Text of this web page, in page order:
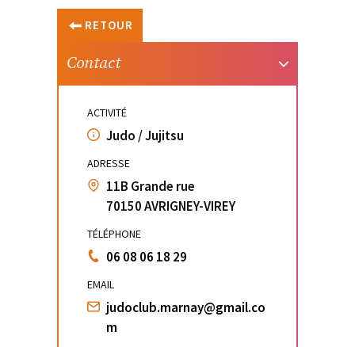
RETOUR
Contact
ACTIVITÉ
Judo / Jujitsu
ADRESSE
11B Grande rue
70150 AVRIGNEY-VIREY
TÉLÉPHONE
06 08 06 18 29
EMAIL
judoclub.marnay@gmail.co
m